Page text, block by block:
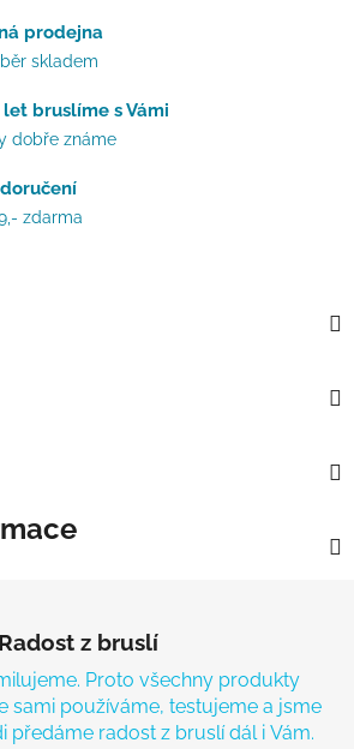
prodejna
skladem
let bruslíme s Vámi
dobře známe
zdarma
z bruslí
Proto všechny produkty
sami používáme, testujeme a jsme
předáme radost z bruslí dál i Vám.